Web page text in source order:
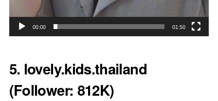
00:00 01:50
5. lovely.kids.thailand
(Follower: 812K)